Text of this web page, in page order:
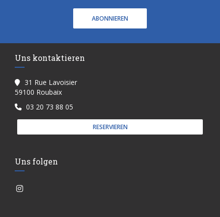
ABONNIEREN
Uns kontaktieren
31 Rue Lavoisier
59100 Roubaix((öffnet ein neues Fenster))
03 20 73 88 05
RESERVIEREN
Uns folgen
Instagram ((öffnet ein neues Fenster))